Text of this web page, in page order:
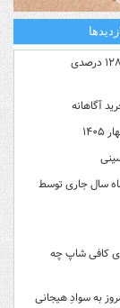
فریبِ «کاهش شتاب تورم» را نخورید؛ سفره کارگران با تورم ۱۲۸ درصدی
آگاهانه
در تیر ماه سال جاری توسط
کافی شاپ چه
به سوادِ هیجانی